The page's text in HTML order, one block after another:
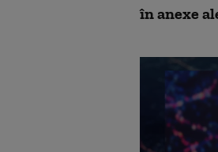
în anexe